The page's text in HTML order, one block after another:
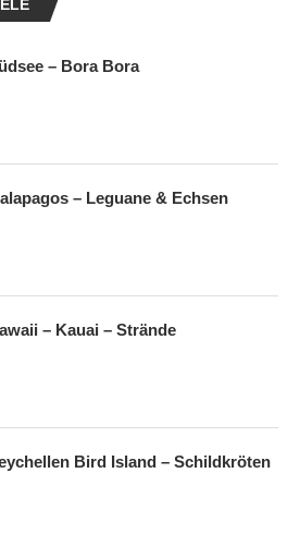
– Bora Bora
– Leguane & Echsen
– Kauai – Strände
Bird Island – Schildkröten